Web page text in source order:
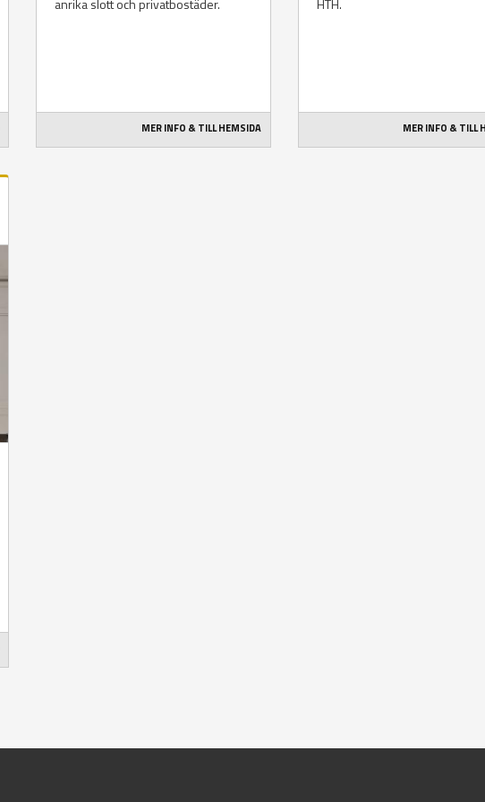
anrika slott och privatbostäder.
MER INFO & TILL HEMSIDA
HTH.
MER INFO & TILL